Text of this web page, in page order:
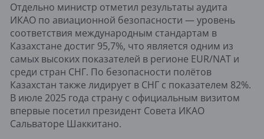
Отдельно министр отметил результаты аудита
ИКАО по авиационной безопасности — уровень
соответствия международным стандартам в
Казахстане достиг 95,7%, что является одним из
самых высоких показателей в регионе EUR/NAT и
среди стран СНГ. По безопасности полётов
Казахстан также лидирует в СНГ с показателем 82%.
В июле 2025 года страну с официальным визитом
впервые посетил президент Совета ИКАО
Сальваторе Шаккитано.